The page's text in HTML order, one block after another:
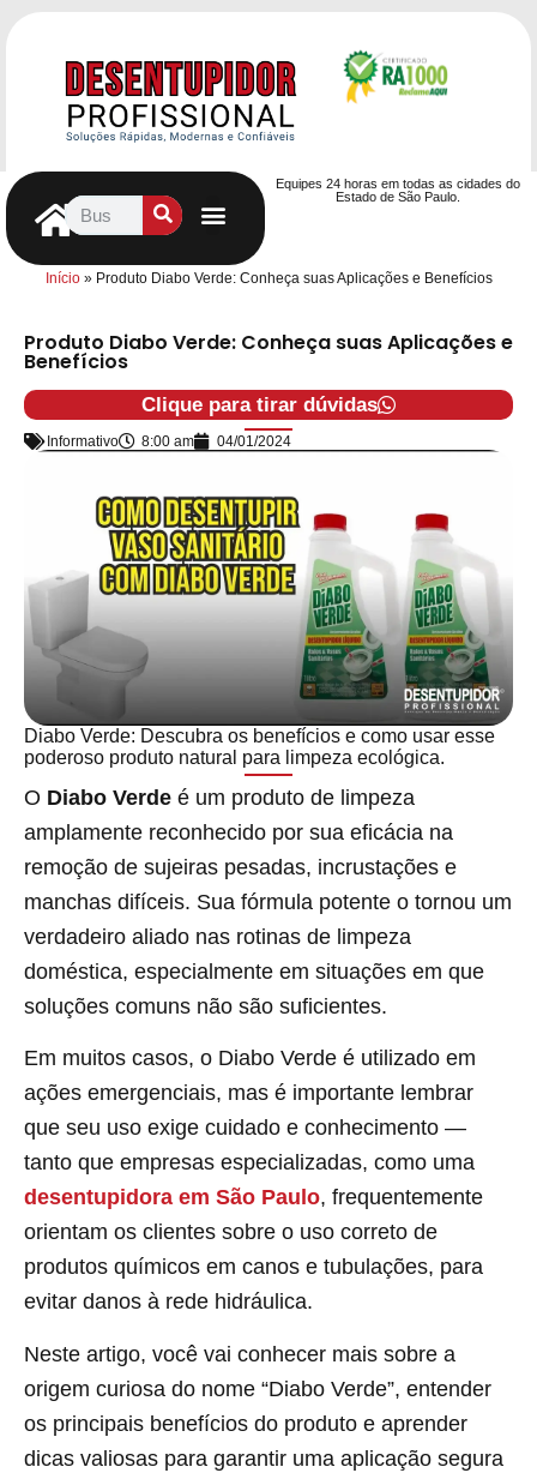
Equipes 24 horas em todas as cidades do
Estado de São Paulo.
Início» Produto Diabo Verde: Conheça suas Aplicações e Benefícios
Produto Diabo Verde: Conheça suas Aplicações e
Benefícios
Clique para tirar dúvidas
Informativo 8:00 am 04/01/2024
Diabo Verde: Descubra os benefícios e como usar esse
poderoso produto natural para limpeza ecológica.
O Diabo Verde é um produto de limpeza
amplamente reconhecido por sua eficácia na
remoção de sujeiras pesadas, incrustações e
manchas difíceis. Sua fórmula potente o tornou um
verdadeiro aliado nas rotinas de limpeza
doméstica, especialmente em situações em que
soluções comuns não são suficientes.
Em muitos casos, o Diabo Verde é utilizado em
ações emergenciais, mas é importante lembrar
que seu uso exige cuidado e conhecimento —
tanto que empresas especializadas, como uma
desentupidora em São Paulo, frequentemente
orientam os clientes sobre o uso correto de
produtos químicos em canos e tubulações, para
evitar danos à rede hidráulica.
Neste artigo, você vai conhecer mais sobre a
origem curiosa do nome “Diabo Verde”, entender
os principais benefícios do produto e aprender
dicas valiosas para garantir uma aplicação segura